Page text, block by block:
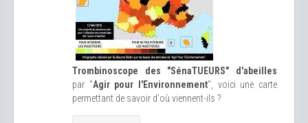
Trombinoscope des "SénaTUEURS" d'abeilles
par "Agir pour l'Environnement", voici une carte
permettant de savoir d'où viennent-ils ?